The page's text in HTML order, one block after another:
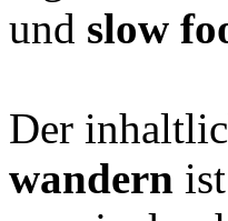
und slow
Der
wandern